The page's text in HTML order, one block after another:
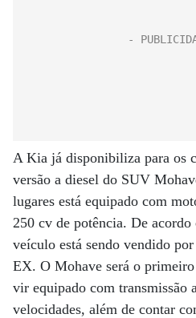
A Kia já disponibiliza para os
versão a diesel do SUV
lugares está equipado com
250 cv de potência. De
veículo está sendo vendido
EX. O Mohave será o
vir equipado com transmissão
velocidades, além de contar